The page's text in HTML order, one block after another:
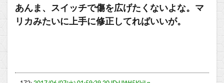
あんま、スイッチで傷を広げたくないよな。マ
リカみたいに上手に修正してればいいが。